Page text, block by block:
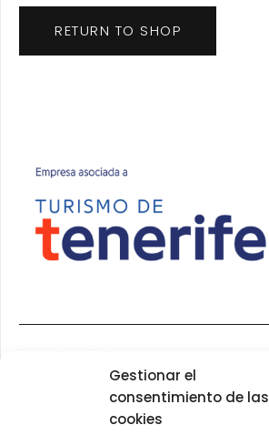
Gestionar el
consentimiento de las
cookies
RETURN TO SHOP